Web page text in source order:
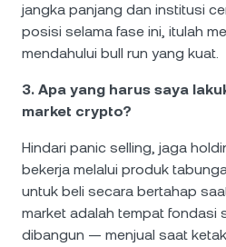
jangka panjang dan institusi
posisi selama fase ini, itulah
mendahului bull run yang kuat.
3. Apa yang harus saya
market crypto?
Hindari panic selling, jaga
bekerja melalui produk
untuk beli secara bertahap
market adalah tempat fondasi
dibangun — menjual saat